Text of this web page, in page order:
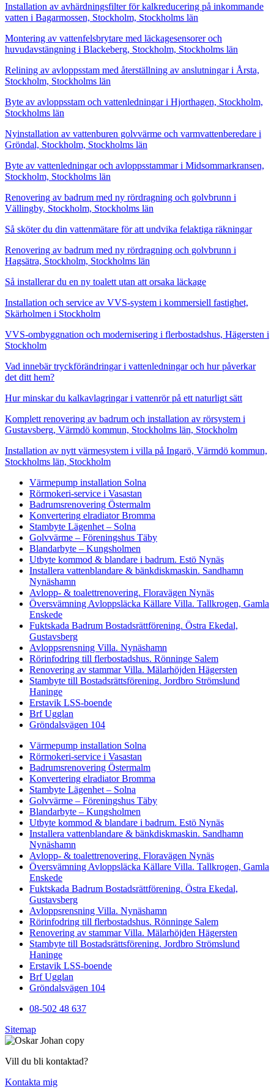
Installation av avhärdningsfilter för kalkreducering på inkommande
vatten i Bagarmossen, Stockholm, Stockholms län
Montering av vattenfelsbrytare med läckagesensorer och
huvudavstängning i Blackeberg, Stockholm, Stockholms län
Relining av avloppsstam med återställning av anslutningar i Årsta,
Stockholm, Stockholms län
Byte av avloppsstam och vattenledningar i Hjorthagen, Stockholm,
Stockholms län
Nyinstallation av vattenburen golvvärme och varmvattenberedare i
Gröndal, Stockholm, Stockholms län
Byte av vattenledningar och avloppsstammar i Midsommarkransen,
Stockholm, Stockholms län
Renovering av badrum med ny rördragning och golvbrunn i
Vällingby, Stockholm, Stockholms län
Så sköter du din vattenmätare för att undvika felaktiga räkningar
Renovering av badrum med ny rördragning och golvbrunn i
Hagsätra, Stockholm, Stockholms län
Så installerar du en ny toalett utan att orsaka läckage
Installation och service av VVS-system i kommersiell fastighet,
Skärholmen i Stockholm
VVS-ombyggnation och modernisering i flerbostadshus, Hägersten i
Stockholm
Vad innebär tryckförändringar i vattenledningar och hur påverkar
det ditt hem?
Hur minskar du kalkavlagringar i vattenrör på ett naturligt sätt
Komplett renovering av badrum och installation av rörsystem i
Gustavsberg, Värmdö kommun, Stockholms län, Stockholm
Installation av nytt värmesystem i villa på Ingarö, Värmdö kommun,
Stockholms län, Stockholm
Värmepump installation Solna
Rörmokeri-service i Vasastan
Badrumsrenovering Östermalm
Konvertering elradiator Bromma
Stambyte Lägenhet – Solna
Golvvärme – Föreningshus Täby
Blandarbyte – Kungsholmen
Utbyte kommod & blandare i badrum. Estö Nynäs
Installera vattenblandare & bänkdiskmaskin. Sandhamn
Nynäshamn
Avlopp- & toalettrenovering. Floravägen Nynäs
Översvämning Avloppsläcka Källare Villa. Tallkrogen, Gamla
Enskede
Fuktskada Badrum Bostadsrättförening. Östra Ekedal,
Gustavsberg
Avloppsrensning Villa. Nynäshamn
Rörinfodring till flerbostadshus. Rönninge Salem
Renovering av stammar Villa. Mälarhöjden Hägersten
Stambyte till Bostadsrättsförening. Jordbro Strömslund
Haninge
Erstavik LSS-boende
Brf Ugglan
Gröndalsvägen 104
Värmepump installation Solna
Rörmokeri-service i Vasastan
Badrumsrenovering Östermalm
Konvertering elradiator Bromma
Stambyte Lägenhet – Solna
Golvvärme – Föreningshus Täby
Blandarbyte – Kungsholmen
Utbyte kommod & blandare i badrum. Estö Nynäs
Installera vattenblandare & bänkdiskmaskin. Sandhamn
Nynäshamn
Avlopp- & toalettrenovering. Floravägen Nynäs
Översvämning Avloppsläcka Källare Villa. Tallkrogen, Gamla
Enskede
Fuktskada Badrum Bostadsrättförening. Östra Ekedal,
Gustavsberg
Avloppsrensning Villa. Nynäshamn
Rörinfodring till flerbostadshus. Rönninge Salem
Renovering av stammar Villa. Mälarhöjden Hägersten
Stambyte till Bostadsrättsförening. Jordbro Strömslund
Haninge
Erstavik LSS-boende
Brf Ugglan
Gröndalsvägen 104
08-502 48 637
Sitemap
Vill du bli kontaktad?
Kontakta mig